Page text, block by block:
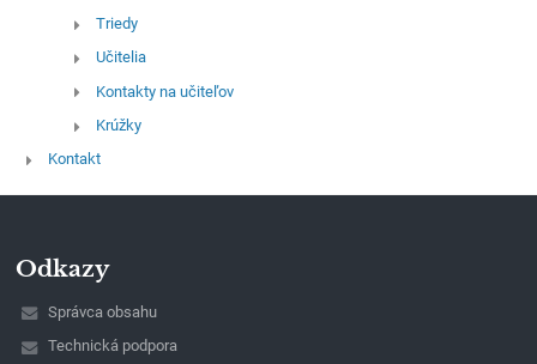
Triedy
Učitelia
Kontakty na učiteľov
Krúžky
Kontakt
Odkazy
Správca obsahu
Technická podpora